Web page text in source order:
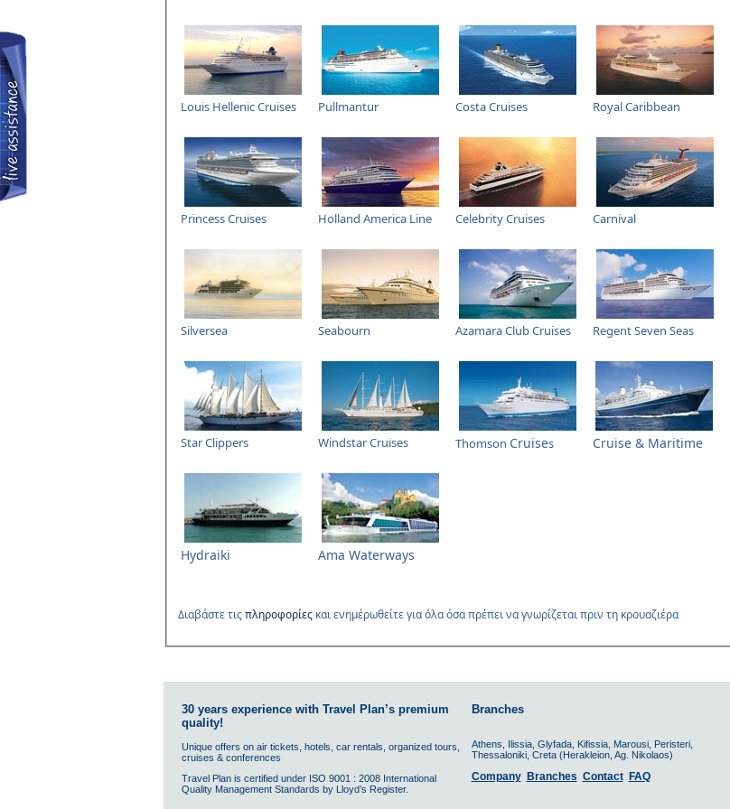
Louis Hellenic Cruises Pullmantur Costa Cruises Royal Caribbean
Princess Cruises Holland America Line Celebrity Cruises Carnival
Silversea Seabourn Azamara Club Cruises Regent Seven Seas
Star Clippers Windstar Cruises Thomson Cruises Cruise & Maritime
Hydraiki Ama Waterways
Διαβάστε τιςπληροφορίες και ενημέρωθείτε για όλα όσα πρέπει να γνωρίζεται πριν τη κρουαζιέρα
30 years experience with Travel Plan’s premium
quality!
Unique offers on air tickets, hotels, car rentals, organized tours,
cruises & conferences
Travel Plan is certified under ISO 9001 : 2008 International
Quality Management Standards by Lloyd’s Register.
Branches
Athens, Ilissia, Glyfada, Kifissia, Marousi, Peristeri,
Thessaloniki, Creta (Herakleion, Ag. Nikolaos)
Company Branches Contact FAQ